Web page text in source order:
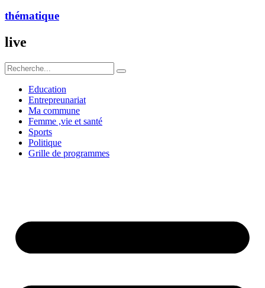
thématique
live
Education
Entrepreunariat
Ma commune
Femme ,vie et santé
Sports
Politique
Grille de programmes